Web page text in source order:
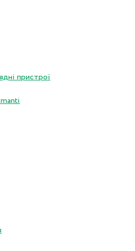
пристрої